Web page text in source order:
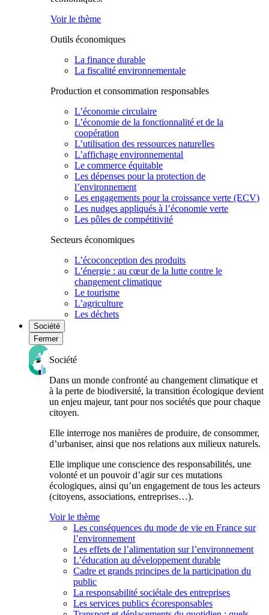
Voir le thème
Outils économiques
La finance durable
La fiscalité environnementale
Production et consommation responsables
L’économie circulaire
L’économie de la fonctionnalité et de la
coopération
L’utilisation des ressources naturelles
L’affichage environnemental
Le commerce équitable
Les dépenses pour la protection de
l’environnement
Les engagements pour la croissance verte (ECV)
Les nudges appliqués à l’économie verte
Les pôles de compétitivité
Secteurs économiques
L’écoconception des produits
L’énergie : au cœur de la lutte contre le
changement climatique
Le tourisme
L’agriculture
Les déchets
Société
Fermer
Société
Dans un monde confronté au changement climatique et
à la perte de biodiversité, la transition écologique devient
un enjeu majeur, tant pour nos sociétés que pour chaque
citoyen.
Elle interroge nos manières de produire, de consommer,
d’urbaniser, ainsi que nos relations aux milieux naturels.
Elle implique une conscience des responsabilités, une
volonté et un pouvoir d’agir sur ces mutations
écologiques, ainsi qu’un engagement de tous les acteurs
(citoyens, associations, entreprises…).
Voir le thème
Les conséquences du mode de vie en France sur
l’environnement
Les effets de l’alimentation sur l’environnement
L’éducation au développement durable
Cadre et grands principes de la participation du
public
La responsabilité sociétale des entreprises
Les services publics écoresponsables